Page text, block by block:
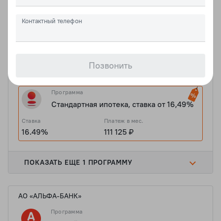
ПОКАЗАТЬ ЕЩЕ 1 ПРОГРАММУ
Программа
Стандартная ипотека, ставка от 16,49%
Ставка
16.49%
Платеж в мес.
111 125 ₽
ПОКАЗАТЬ ЕЩЕ 1 ПРОГРАММУ
АО «АЛЬФА-БАНК»
Программа
Контактный телефон
Позвонить